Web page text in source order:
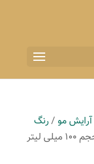
آرایش مو/رنگ
/ رنگ مو اسکالیم شماره 5.8 حجم 100 میلی لیتر